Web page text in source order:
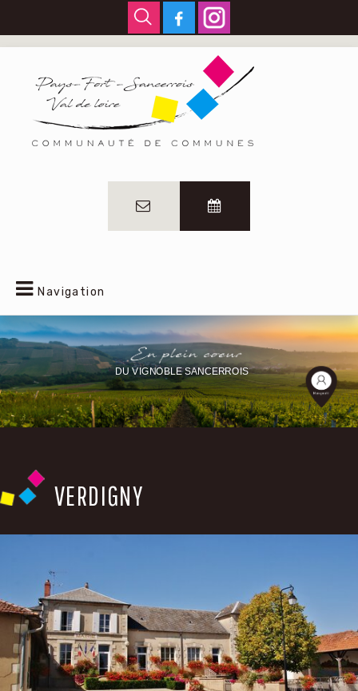
Navigation
DU VIGNOBLE SANCERROIS
VERDIGNY